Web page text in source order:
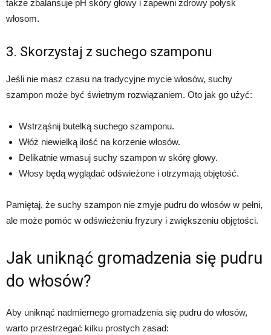
także zbalansuje pH skóry głowy i zapewni zdrowy połysk
włosom.
3. Skorzystaj z suchego szamponu
Jeśli nie masz czasu na tradycyjne mycie włosów, suchy
szampon może być świetnym rozwiązaniem. Oto jak go użyć:
Wstrząśnij butelką suchego szamponu.
Włóż niewielką ilość na korzenie włosów.
Delikatnie wmasuj suchy szampon w skórę głowy.
Włosy będą wyglądać odświeżone i otrzymają objętość.
Pamiętaj, że suchy szampon nie zmyje pudru do włosów w pełni,
ale może pomóc w odświeżeniu fryzury i zwiększeniu objętości.
Jak uniknąć gromadzenia się pudru
do włosów?
Aby uniknąć nadmiernego gromadzenia się pudru do włosów,
warto przestrzegać kilku prostych zasad: